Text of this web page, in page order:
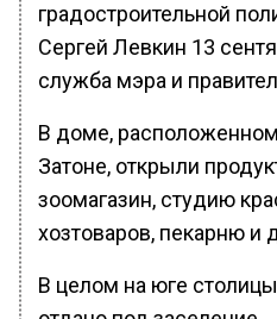
градостроительной
Сергей Левкин 13
служба мэра и
В доме,
Затоне, открыли
зоомагазин, студию
хозтоваров, пекарню и
В целом на юге